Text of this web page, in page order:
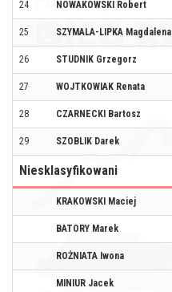
24 NOWAKOWSKI Robert
25 SZYMALA-LIPKA Magdalena
26 STUDNIK Grzegorz
27 WOJTKOWIAK Renata
28 CZARNECKI Bartosz
29 SZOBLIK Darek
Niesklasyfikowani
KRAKOWSKI Maciej
BATORY Marek
ROŻNIATA Iwona
MINIUR Jacek